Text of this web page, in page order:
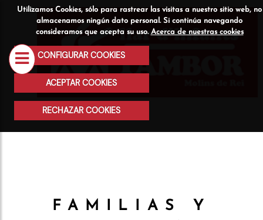
Utilizamos Cookies, sólo para rastrear las visitas a nuestro sitio web, no
almacenamos ningún dato personal. Si continúa navegando
consideramos que acepta su uso. Acerca de nuestras cookies
CONFIGURAR COOKIES
ACEPTAR COOKIES
RECHAZAR COOKIES
Quiénes
Servicios
FAMILIAS Y